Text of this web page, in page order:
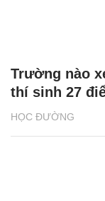
HỌC ĐƯỜNG
Trường nào
thí sinh 27